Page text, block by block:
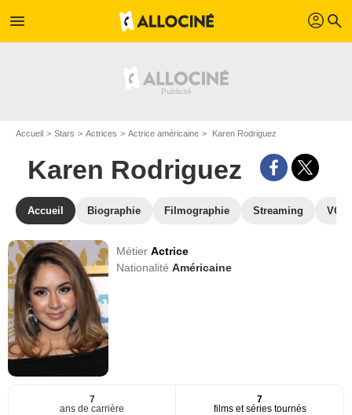
menu profil search
Accueil Stars Actrices Actrice américaine Karen Rodriguez
Karen Rodriguez
Accueil Biographie Filmographie Streaming
MétierActrice
NationalitéAméricaine
7
ans de carrière
7
films et séries tournés